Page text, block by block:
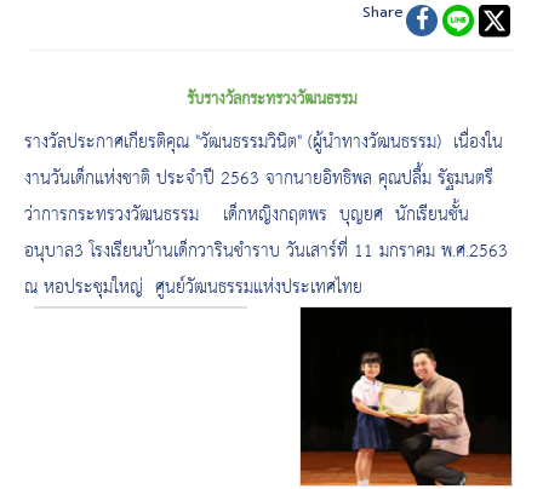
Share
รับรางวัลกระทรวงวัฒนธรรม
รางวัลประกาศเกียรติคุณ "วัฒนธรรมวินิต" (ผู้นำทางวัฒนธรรม) เนื่องใน
งานวันเด็กแห่งชาติ ประจำปี 2563 จากนายอิทธิพล คุณปลื้ม รัฐมนตรี
ว่าการกระทรวงวัฒนธรรม เด็กหญิงกฤตพร บุญยศ นักเรียนชั้น
อนุบาล3 โรงเรียนบ้านเด็กวารินชำราบ วันเสาร์ที่ 11 มกราคม พ.ศ.2563
ณ หอประชุมใหญ่ ศูนย์วัฒนธรรมแห่งประเทศไทย